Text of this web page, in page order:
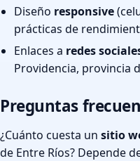
Diseño responsive
prácticas de
Enlaces a redes
Providencia, provincia
Preguntas
¿Cuánto cuesta un sitio
de Entre Ríos? Depende